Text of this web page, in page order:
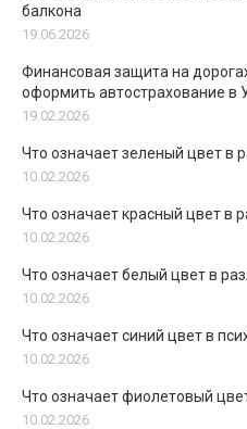
балкона
19.06.2026
Финансовая защита на
оформить автострахование в
19.02.2026
Что означает зеленый цвет в
10.02.2026
Что означает красный цвет в
10.02.2026
Что означает белый цвет в
10.02.2026
Что означает синий цвет в
10.02.2026
Что означает фиолетовый
10.02.2026